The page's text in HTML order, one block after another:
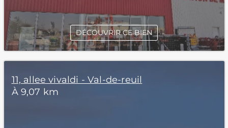
DÉCOUVRIR CE BIEN
11, allee vivaldi - Val-de-reuil
À 9,07 km